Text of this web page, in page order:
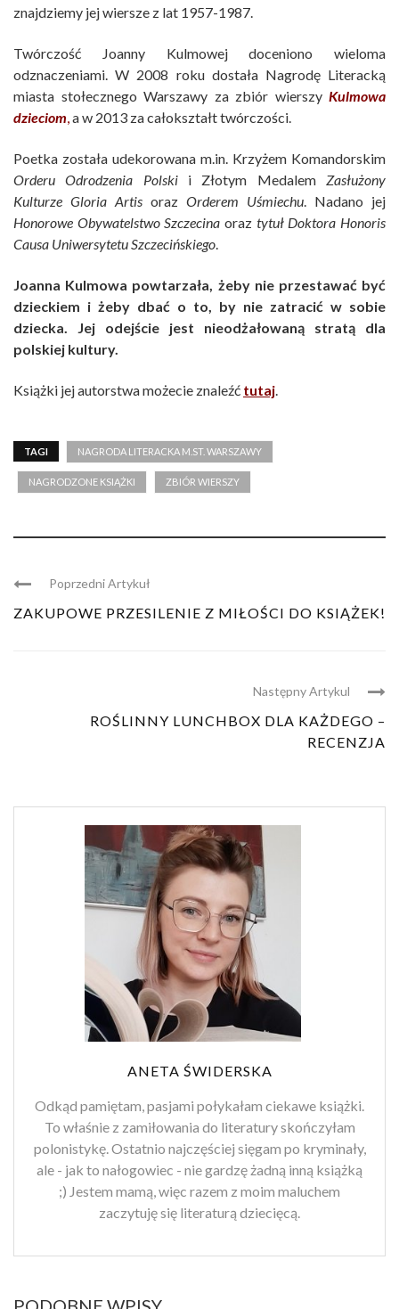
znajdziemy jej wiersze z lat 1957-1987.
Twórczość Joanny Kulmowej doceniono wieloma
odznaczeniami. W 2008 roku dostała Nagrodę Literacką
miasta stołecznego Warszawy za zbiór wierszy Kulmowa
dzieciom a w 2013 za całokształt twórczości.
Poetka została udekorowana m.in. Krzyżem Komandorskim
Orderu Odrodzenia Polskii Złotym Medalem Zasłużony
Kulturze Gloria Artis oraz Orderem Uśmiechu . Nadano jej
Honorowe Obywatelstwo Szczecina oraz tytuł Doktora Honoris
Causa Uniwersytetu Szczecińskiego
Joanna Kulmowa powtarzała, żeby nie przestawać być
dzieckiem i żeby dbać o to, by nie zatracić w sobie
dziecka. Jej odejście jest nieodżałowaną stratą dla
polskiej kultury.
Książki jej autorstwa możecie znaleźć tutaj
TAGI NAGRODA LITERACKA M.ST. WARSZAWY
NAGRODZONE KSIĄŻKI ZBIÓR WIERSZY
Poprzedni Artykuł
ZAKUPOWE PRZESILENIE Z MIŁOŚCI DO KSIĄŻEK!
Następny Artykul
ROŚLINNY LUNCHBOX DLA KAŻDEGO –
RECENZJA
ANETA ŚWIDERSKA
Odkąd pamiętam, pasjami połykałam ciekawe książki.
To właśnie z zamiłowania do literatury skończyłam
polonistykę. Ostatnio najczęściej sięgam po kryminały,
ale - jak to nałogowiec - nie gardzę żadną inną książką
;) Jestem mamą, więc razem z moim maluchem
zaczytuję się literaturą dziecięcą.